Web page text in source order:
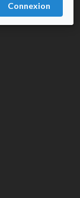
Connexion